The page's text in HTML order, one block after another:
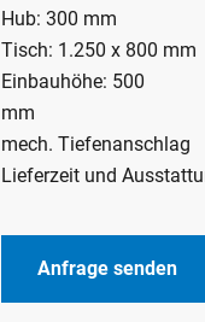
Hub: 300 mm
Tisch: 1.250 x 800 mm
Einbauhöhe: 500
mech. Tiefenanschlag
Lieferzeit und
Anfrage senden